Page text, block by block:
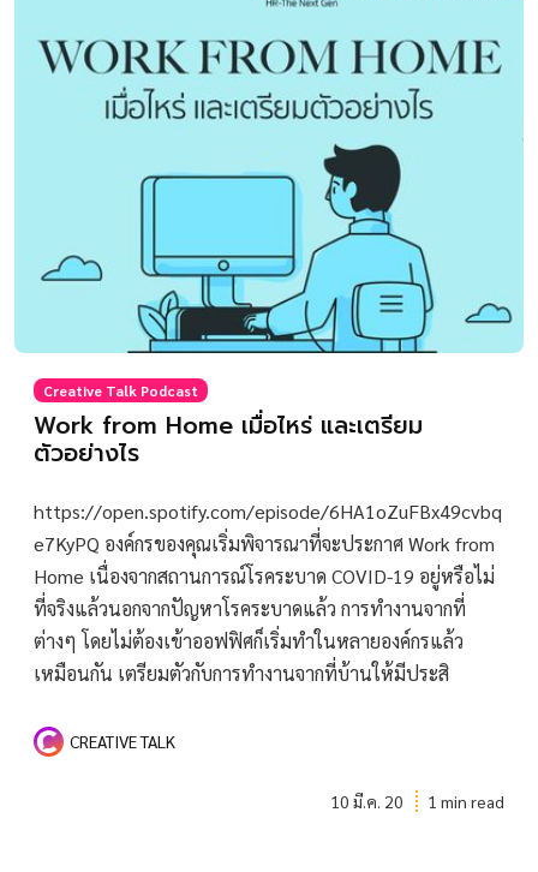
Creative Talk Podcast
Work from Home เมื่อไหร่ และเตรียม
ตัวอย่างไร
https://open.spotify.com/episode/6HA1oZuFBx49cvbq
e7KyPQ องค์กรของคุณเริ่มพิจารณาที่จะประกาศ Work from
Home เนื่องจากสถานการณ์โรคระบาด COVID-19 อยู่หรือไม่
ที่จริงแล้วนอกจากปัญหาโรคระบาดแล้ว การทำงานจากที่
ต่างๆ โดยไม่ต้องเข้าออฟฟิศก็เริ่มทำในหลายองค์กรแล้ว
เหมือนกัน เตรียมตัวกับการทำงานจากที่บ้านให้มีประสิ
CREATIVE TALK
10 มี.ค. 20 1 min read